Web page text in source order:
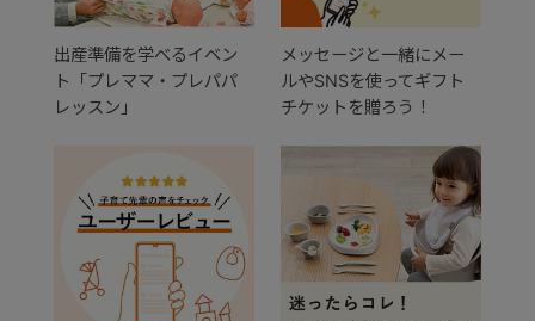
出産準備を学べるイベン
ト「プレママ・プレパパ
レッスン」
メッセージと一緒にメー
ルやSNSを使ってギフト
チケットを贈ろう！